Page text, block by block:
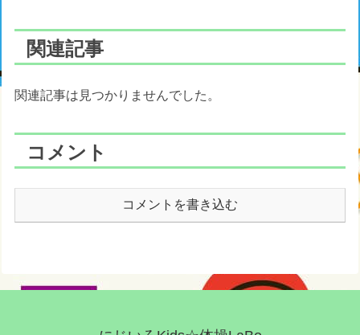
関連記事
関連記事は見つかりませんでした。
コメント
コメントを書き込む